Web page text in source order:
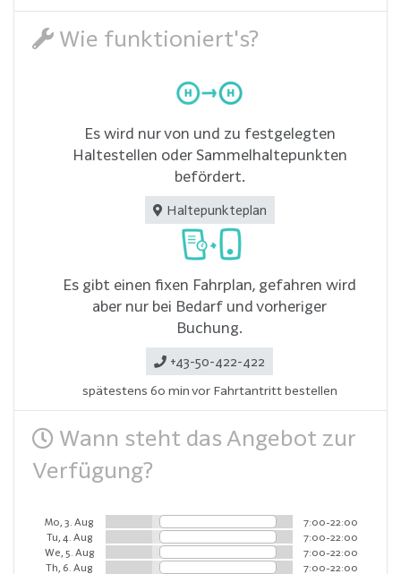
Wie funktioniert's?
Es wird nur von und zu festgelegten
Haltestellen oder Sammelhaltepunkten
befördert.
Haltepunkteplan
Es gibt einen fixen Fahrplan, gefahren wird
aber nur bei Bedarf und vorheriger
Buchung.
+43-50-422-422
spätestens 60 min vor Fahrtantritt bestellen
Wann steht das Angebot zur
Verfügung?
Mo, 3. Aug
7:00-22:00
Tu, 4. Aug
7:00-22:00
We, 5. Aug
7:00-22:00
Th, 6. Aug
7:00-22:00